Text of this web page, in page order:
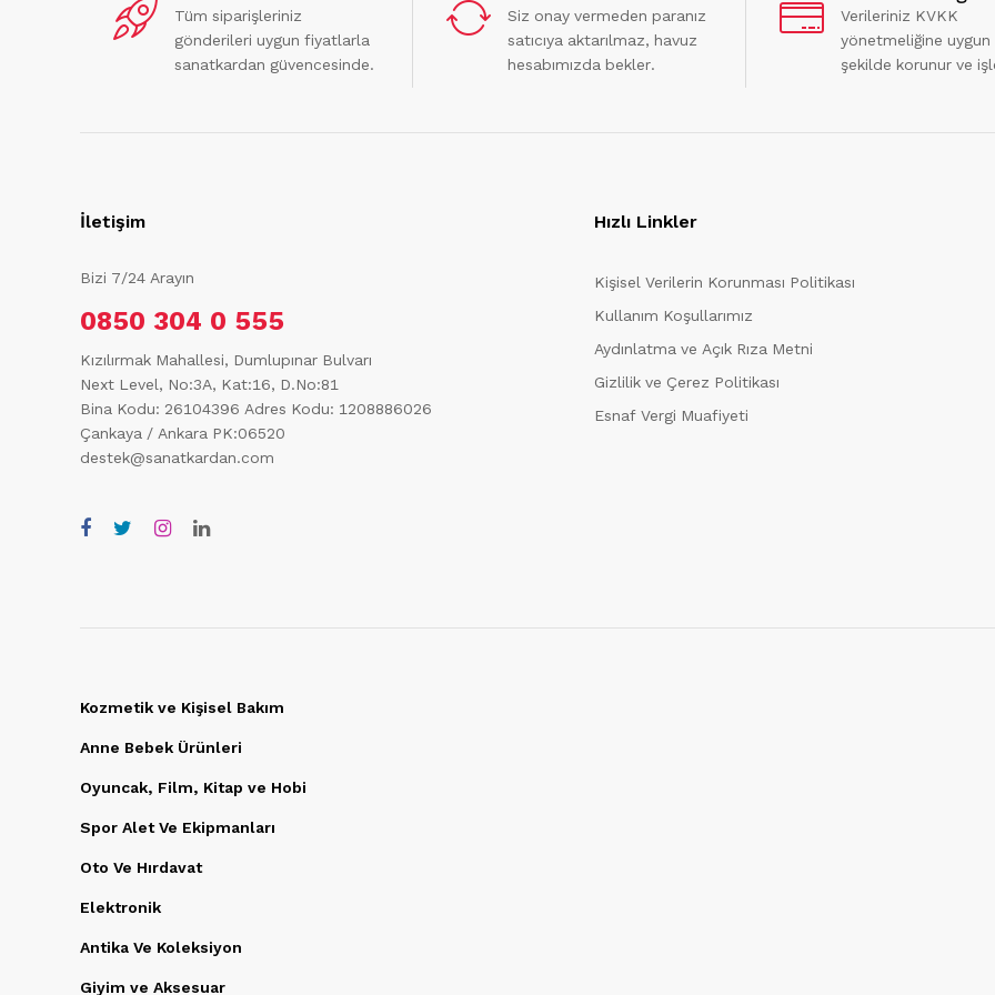
Tüm siparişleriniz
gönderileri uygun fiyatlarla
sanatkardan güvencesinde.
Siz onay vermeden paranız
satıcıya aktarılmaz, havuz
hesabımızda bekler.
Verileriniz KVKK
yönetmeliğine uygun
şekilde korunur ve
İletişim
Bizi 7/24 Arayın
0850 304 0 555
Kızılırmak Mahallesi, Dumlupınar Bulvarı
Next Level, No:3A, Kat:16, D.No:81
Bina Kodu: 26104396 Adres Kodu: 1208886026
Çankaya / Ankara PK:06520
destek@sanatkardan.com
Hızlı Linkler
Kişisel Verilerin Korunması Politikası
Kullanım Koşullarımız
Aydınlatma ve Açık Rıza Metni
Gizlilik ve Çerez Politikası
Esnaf Vergi Muafiyeti
Kozmetik ve Kişisel Bakım
Anne Bebek Ürünleri
Oyuncak, Film, Kitap ve Hobi
Spor Alet Ve Ekipmanları
Oto Ve Hırdavat
Elektronik
Antika Ve Koleksiyon
Giyim ve Aksesuar